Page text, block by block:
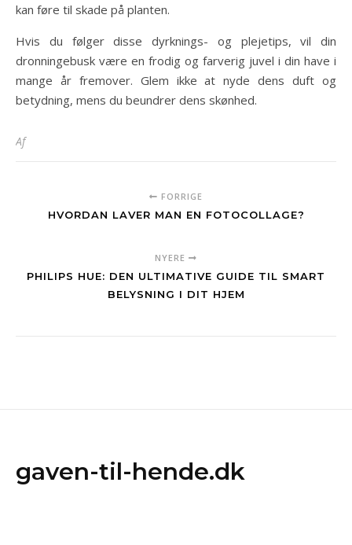
kan føre til skade på planten.
Hvis du følger disse dyrknings- og plejetips, vil din
dronningebusk være en frodig og farverig juvel i din have i
mange år fremover. Glem ikke at nyde dens duft og
betydning, mens du beundrer dens skønhed.
Af
FORRIGE
HVORDAN LAVER MAN EN FOTOCOLLAGE?
NYERE
PHILIPS HUE: DEN ULTIMATIVE GUIDE TIL SMART
BELYSNING I DIT HJEM
gaven-til-hende.dk